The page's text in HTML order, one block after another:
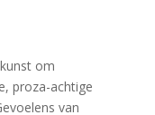
om
proza-achtige
van